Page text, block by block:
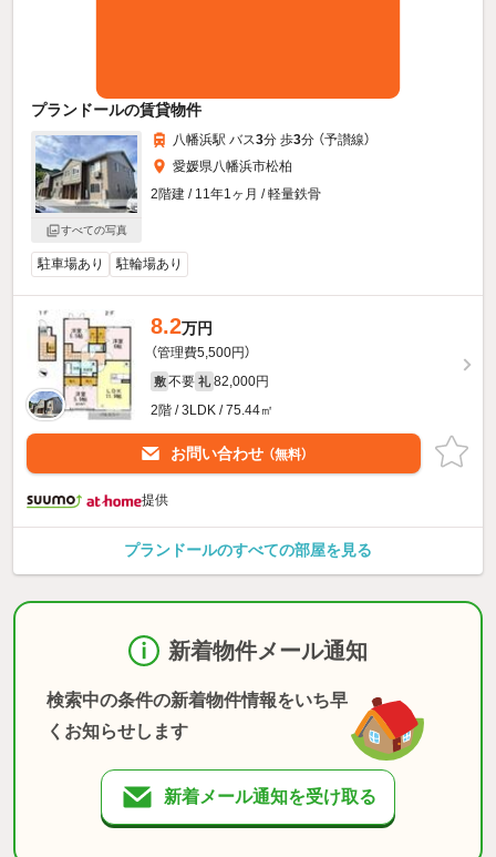
プランドールの賃貸物件
すべての写真
八幡浜駅 バス3分 歩3分 （予讃線）
愛媛県八幡浜市松柏
2階建 / 11年1ヶ月 / 軽量鉄骨
駐車場あり 駐輪場あり
8.2万円
（管理費5,500円）
敷 不要 礼 82,000円
2階 / 3LDK / 75.44㎡
お問い合わせ （無料）
提供
プランドールのすべての部屋を見る
新着物件メール通知
検索中の条件の新着物件情報をいち早
くお知らせします
新着メール通知を受け取る